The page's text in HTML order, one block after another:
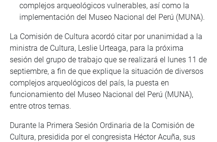
complejos arqueológicos vulnerables, así como la
implementación del Museo Nacional del Perú (MUNA).
La Comisión de Cultura acordó citar por unanimidad a la
ministra de Cultura, Leslie Urteaga, para la próxima
sesión del grupo de trabajo que se realizará el lunes 11 de
septiembre, a fin de que explique la situación de diversos
complejos arqueológicos del país, la puesta en
funcionamiento del Museo Nacional del Perú (MUNA),
entre otros temas.
Durante la Primera Sesión Ordinaria de la Comisión de
Cultura, presidida por el congresista Héctor Acuña, sus